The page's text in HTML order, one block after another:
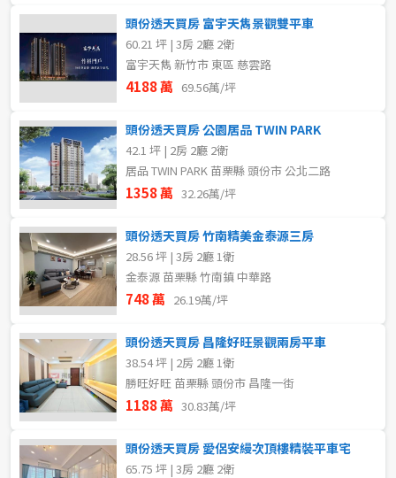
頭份透天買房 富宇天雋景觀雙平車
60.21 坪 | 3房 2廳 2衛
富宇天雋 新竹市 東區 慈雲路
4188 萬 69.56萬/坪
頭份透天買房 公園居品 TWIN PARK
42.1 坪 | 2房 2廳 2衛
居品 TWIN PARK 苗栗縣 頭份市 公北二路
1358 萬 32.26萬/坪
頭份透天買房 竹南精美金泰源三房
28.56 坪 | 3房 2廳 1衛
金泰源 苗栗縣 竹南鎮 中華路
748 萬 26.19萬/坪
頭份透天買房 昌隆好旺景觀兩房平車
38.54 坪 | 2房 2廳 1衛
勝旺好旺 苗栗縣 頭份市 昌隆一街
1188 萬 30.83萬/坪
頭份透天買房 愛侶安縵次頂樓精裝平車宅
65.75 坪 | 3房 2廳 2衛